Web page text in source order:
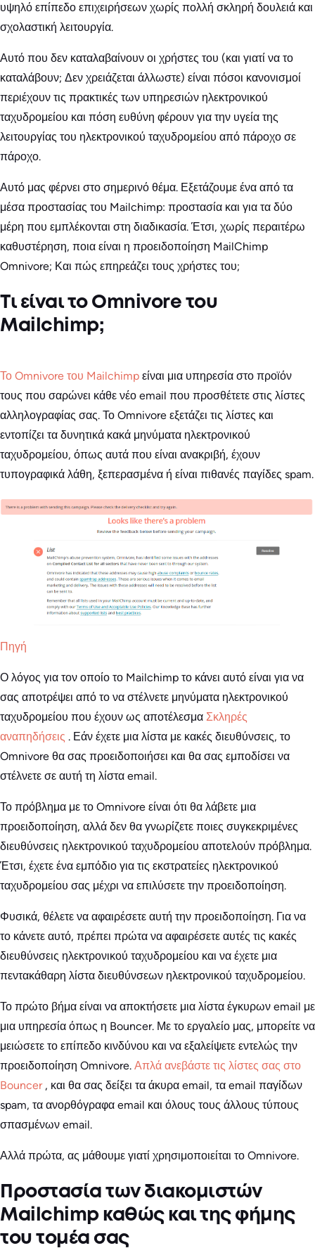
υψηλό επίπεδο επιχειρήσεων χωρίς πολλή σκληρή δουλειά και
σχολαστική λειτουργία.
Αυτό που δεν καταλαβαίνουν οι χρήστες του (και γιατί να το
καταλάβουν; Δεν χρειάζεται άλλωστε) είναι πόσοι κανονισμοί
περιέχουν τις πρακτικές των υπηρεσιών ηλεκτρονικού
ταχυδρομείου και πόση ευθύνη φέρουν για την υγεία της
λειτουργίας του ηλεκτρονικού ταχυδρομείου από πάροχο σε
πάροχο.
Αυτό μας φέρνει στο σημερινό θέμα. Εξετάζουμε ένα από τα
μέσα προστασίας του Mailchimp: προστασία και για τα δύο
μέρη που εμπλέκονται στη διαδικασία. Έτσι, χωρίς περαιτέρω
καθυστέρηση, ποια είναι η προειδοποίηση MailChimp
Omnivore; Και πώς επηρεάζει τους χρήστες του;
Τι είναι το Omnivore του
Mailchimp;
Το Omnivore του Mailchimp είναι μια υπηρεσία στο προϊόν
τους που σαρώνει κάθε νέο email που προσθέτετε στις λίστες
αλληλογραφίας σας. Το Omnivore εξετάζει τις λίστες και
εντοπίζει τα δυνητικά κακά μηνύματα ηλεκτρονικού
ταχυδρομείου, όπως αυτά που είναι ανακριβή, έχουν
τυπογραφικά λάθη, ξεπερασμένα ή είναι πιθανές παγίδες spam.
Πηγή
Ο λόγος για τον οποίο το Mailchimp το κάνει αυτό είναι για να
σας αποτρέψει από το να στέλνετε μηνύματα ηλεκτρονικού
ταχυδρομείου που έχουν ως αποτέλεσμα Σκληρές
αναπηδήσεις . Εάν έχετε μια λίστα με κακές διευθύνσεις, το
Omnivore θα σας προειδοποιήσει και θα σας εμποδίσει να
στέλνετε σε αυτή τη λίστα email.
Το πρόβλημα με το Omnivore είναι ότι θα λάβετε μια
προειδοποίηση, αλλά δεν θα γνωρίζετε ποιες συγκεκριμένες
διευθύνσεις ηλεκτρονικού ταχυδρομείου αποτελούν πρόβλημα.
Έτσι, έχετε ένα εμπόδιο για τις εκστρατείες ηλεκτρονικού
ταχυδρομείου σας μέχρι να επιλύσετε την προειδοποίηση.
Φυσικά, θέλετε να αφαιρέσετε αυτή την προειδοποίηση. Για να
το κάνετε αυτό, πρέπει πρώτα να αφαιρέσετε αυτές τις κακές
διευθύνσεις ηλεκτρονικού ταχυδρομείου και να έχετε μια
πεντακάθαρη λίστα διευθύνσεων ηλεκτρονικού ταχυδρομείου.
Το πρώτο βήμα είναι να αποκτήσετε μια λίστα έγκυρων email με
μια υπηρεσία όπως η Bouncer. Με το εργαλείο μας, μπορείτε να
μειώσετε το επίπεδο κινδύνου και να εξαλείψετε εντελώς την
προειδοποίηση Omnivore. Απλά ανεβάστε τις λίστες σας στο
Bouncer , και θα σας δείξει τα άκυρα email, τα email παγίδων
spam, τα ανορθόγραφα email και όλους τους άλλους τύπους
σπασμένων email.
Αλλά πρώτα, ας μάθουμε γιατί χρησιμοποιείται το Omnivore.
Προστασία των διακομιστών
Mailchimp καθώς και της φήμης
του τομέα σας